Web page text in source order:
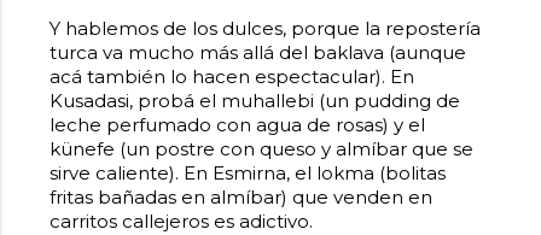
Y hablemos de los dulces, porque la repostería
turca va mucho más allá del baklava (aunque
acá también lo hacen espectacular). En
Kusadasi, probá el muhallebi (un pudding de
leche perfumado con agua de rosas) y el
künefe (un postre con queso y almíbar que se
sirve caliente). En Esmirna, el lokma (bolitas
fritas bañadas en almíbar) que venden en
carritos callejeros es adictivo.